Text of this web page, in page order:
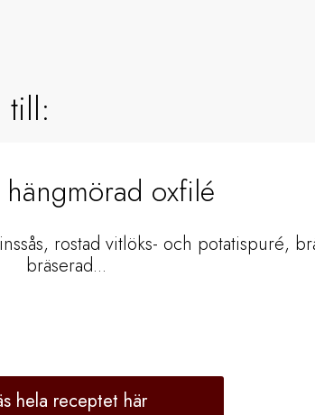
till:
hängmörad oxfilé
rostad vitlöks- och potatispuré,
bräserad...
hela receptet här